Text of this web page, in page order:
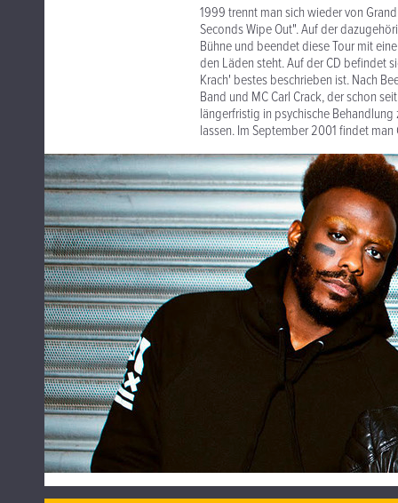
1999 trennt man sich wieder von
Seconds Wipe Out". Auf der
Bühne und beendet diese Tour mit
den Läden steht. Auf der CD befindet
Krach' bestes beschrieben ist. Nach
Band und MC Carl Crack, der schon
längerfristig in psychische
lassen. Im September 2001 findet